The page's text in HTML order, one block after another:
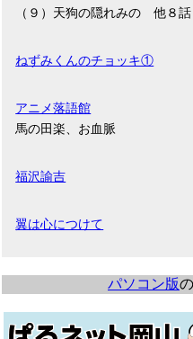
（９）天狗の隠れみの 他８話
ねずみくんのチョッキ①
アニメ落語館
馬の田楽、お血脈
福沢諭吉
翼は心につけて
パソコン版